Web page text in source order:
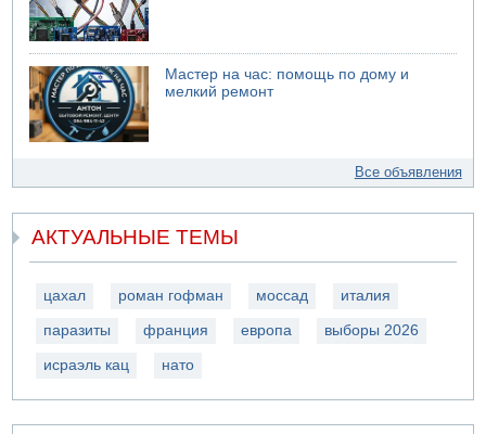
Мастер на час: помощь по дому и
мелкий ремонт
Все объявления
АКТУАЛЬНЫЕ ТЕМЫ
цахал роман гофман моссад италия
паразиты франция европа выборы 2026
исраэль кац нато